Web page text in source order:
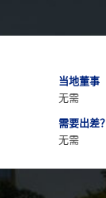
当地董事
无需
需要出差？
无需